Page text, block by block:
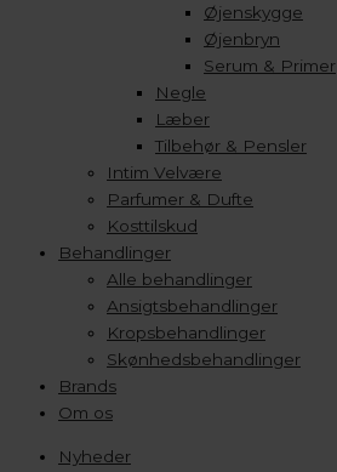
Øjenskygge
Øjenbryn
Serum & Primer
Negle
Læber
Tilbehør & Pensler
Intim Velvære
Parfumer & Dufte
Kosttilskud
Behandlinger
Alle behandlinger
Ansigtsbehandlinger
Kropsbehandlinger
Skønhedsbehandlinger
Brands
Om os
Nyheder